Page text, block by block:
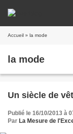
Accueil » la mode
la mode
Un siècle de
Publié le 16/10/2013 à
Par La Mesure de